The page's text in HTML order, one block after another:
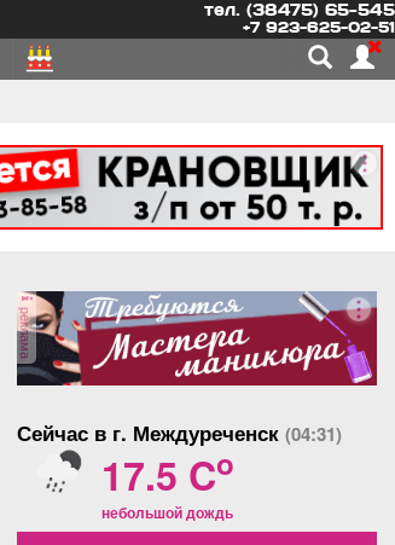
тел. (38475) 65-545
+7 923-625-02-51
реклама
Сейчас в г. Междуреченск (04:31)
17.5 Co
небольшой дождь